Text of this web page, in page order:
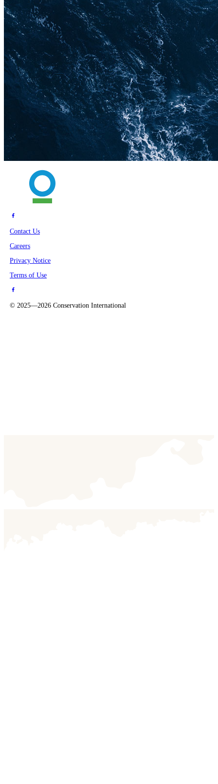
Contact Us
Careers
Privacy Notice
Terms of Use
© 2025—2026 Conservation International